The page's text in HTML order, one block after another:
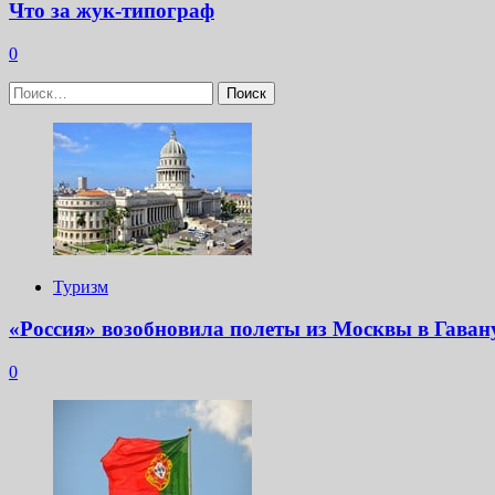
Что за жук-типограф
0
Найти:
Туризм
«Россия» возобновила полеты из Москвы в
0